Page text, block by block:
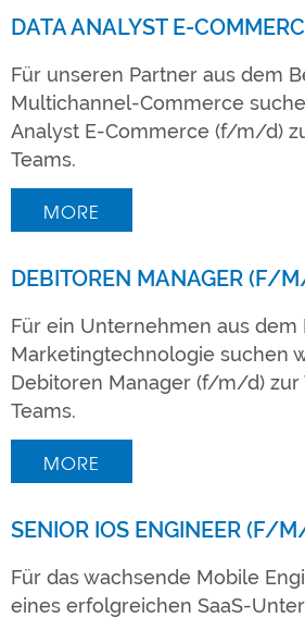
DATA ANALYST E-
Für unseren Partner aus dem
Multichannel-Commerce
Analyst E-Commerce (f/m/d)
Teams.
MORE
DEBITOREN MANAGER (F/
Für ein Unternehmen aus dem
Marketingtechnologie suchen
Debitoren Manager (f/m/d) zur
Teams.
MORE
SENIOR IOS ENGINEER (F/
Für das wachsende Mobile
eines erfolgreichen SaaS-